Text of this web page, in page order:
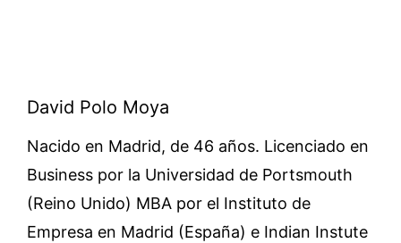
David Polo Moya
Nacido en Madrid, de 46 años. Licenciado en
Business por la Universidad de Portsmouth
(Reino Unido) MBA por el Instituto de
Empresa en Madrid (España) e Indian Instute